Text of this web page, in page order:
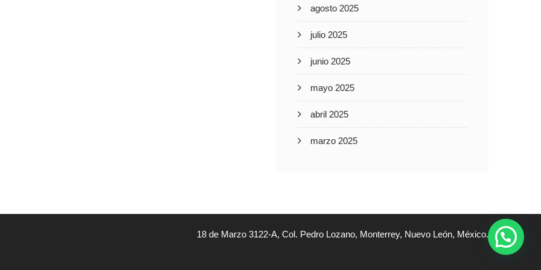
agosto 2025
julio 2025
junio 2025
mayo 2025
abril 2025
marzo 2025
18 de Marzo 3122-A, Col. Pedro Lozano, Monterrey, Nuevo León, México.